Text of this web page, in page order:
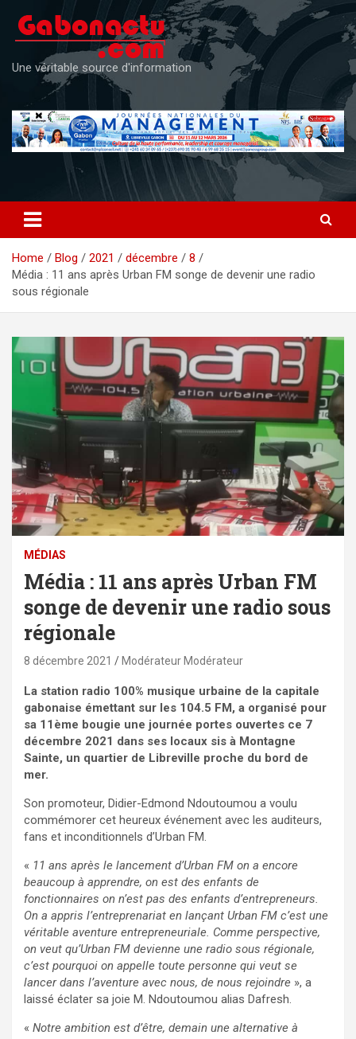
content
Une véritable source d'information
Home Blog 2021 décembre
8
Média : 11 ans après Urban FM songe de devenir une radio
sous régionale
MÉDIAS
Média : 11 ans après Urban FM
songe de devenir une radio sous
régionale
8 décembre 2021 Modérateur Modérateur
La station radio 100% musique urbaine de la capitale
gabonaise émettant sur les 104.5 FM, a organisé pour
sa 11ème bougie une journée portes ouvertes ce 7
décembre 2021 dans ses locaux sis à Montagne
Sainte, un quartier de Libreville proche du bord de
mer.
Son promoteur, Didier-Edmond Ndoutoumou a voulu
commémorer cet heureux événement avec les auditeurs,
fans et inconditionnels d’Urban FM.
« 11 ans après le lancement d’Urban FM on a encore
beaucoup à apprendre, on est des enfants de
fonctionnaires on n’est pas des enfants d’entrepreneurs.
On a appris l’entreprenariat en lançant Urban FM c’est une
véritable aventure entrepreneuriale. Comme perspective,
on veut qu’Urban FM devienne une radio sous régionale,
c’est pourquoi on appelle toute personne qui veut se
lancer dans l’aventure avec nous, de nous rejoindre », a
laissé éclater sa joie M. Ndoutoumou alias Dafresh.
« Notre ambition est d’être, demain une alternative à